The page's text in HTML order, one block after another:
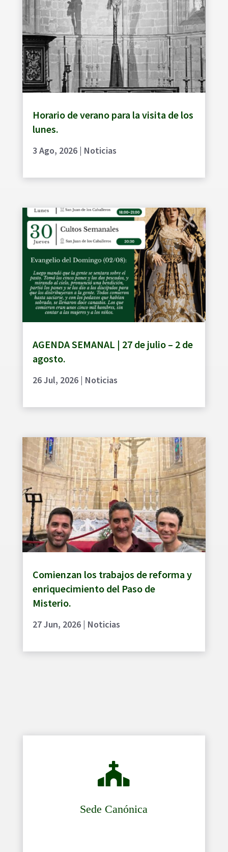
Horario de verano para la visita de los
lunes.
3 Ago, 2026| Noticias
AGENDA SEMANAL | 27 de julio – 2 de
agosto.
26 Jul, 2026| Noticias
Comienzan los trabajos de reforma y
enriquecimiento del Paso de
Misterio.
27 Jun, 2026| Noticias

Sede Canónica